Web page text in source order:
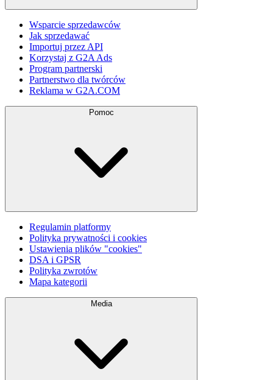
Wsparcie sprzedawców
Jak sprzedawać
Importuj przez API
Korzystaj z G2A Ads
Program partnerski
Partnerstwo dla twórców
Reklama w G2A.COM
Pomoc
Regulamin platformy
Polityka prywatności i cookies
Ustawienia plików "cookies"
DSA i GPSR
Polityka zwrotów
Mapa kategorii
Media